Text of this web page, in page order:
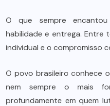
O que sempre
habilidade e entrega. Entre
individual e o compromisso
O povo brasileiro conhece
nem sempre o mais
profundamente em quem